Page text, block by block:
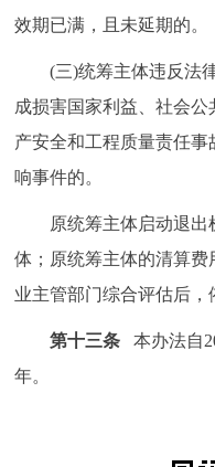
效期已满，且未延期的。
(三)统筹主体违反法律
成损害国家利益、社会
产安全和工程质量责任
响事件的。
原统筹主体启动退出
体；原统筹主体的清算
业主管部门综合评估后，
第十三条
本办法自
年。